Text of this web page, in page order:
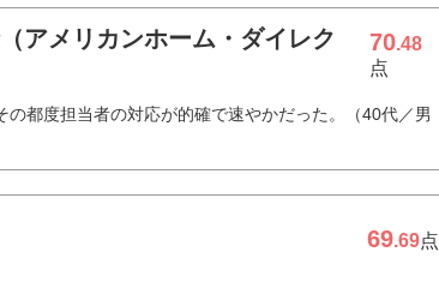
アメリカンホーム・ダイレク
70.48
点
の都度担当者の対応が的確で速やかだった。（40代／男
69.69点